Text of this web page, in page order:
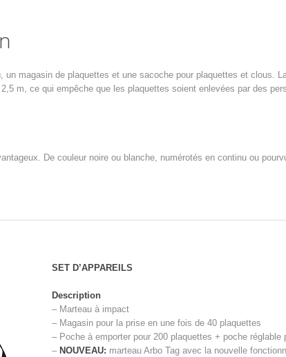
un magasin de plaquettes et une sacoche pour plaquettes et clous.
m, ce qui empêche que les plaquettes soient enlevées par des
De couleur noire ou blanche, numérotés en continu ou
SET D’APPAREILS
Description
– Marteau à impact
– Magasin pour la prise en une fois de 40 plaquettes
– Poche à emporter pour 200 plaquettes + poche réglable
– NOUVEAU: marteau Arbo Tag avec la nouvelle